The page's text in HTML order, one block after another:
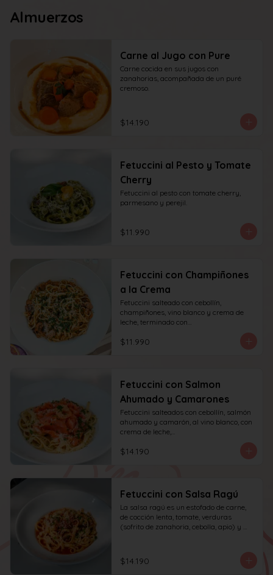
Almuerzos
Carne al Jugo con Pure
Carne cocida en sus jugos con
zanahorias, acompañada de un puré
cremoso.
$14.190
Fetuccini al Pesto y Tomate
Cherry
Fetuccini al pesto con tomate cherry,
parmesano y perejil.
$11.990
Fetuccini con Champiñones
a la Crema
Fetuccini salteado con cebollín,
champiñones, vino blanco y crema de
leche, terminado con
$11.990
Fetuccini con Salmon
Ahumado y Camarones
Fetuccini salteados con cebollín, salmón
ahumado y camarón, al vino blanco, con
crema de leche,
$14.190
Fetuccini con Salsa Ragú
La salsa ragú es un estofado de carne,
de cocción lenta, tomate, verduras
(sofrito de zanahoria, cebolla, apio) y
$14.190